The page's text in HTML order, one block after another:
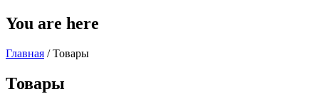
You are here
Главная / Товары
Товары